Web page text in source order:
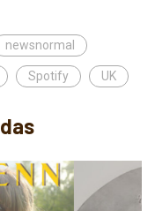
newsnormal
Spotify UK